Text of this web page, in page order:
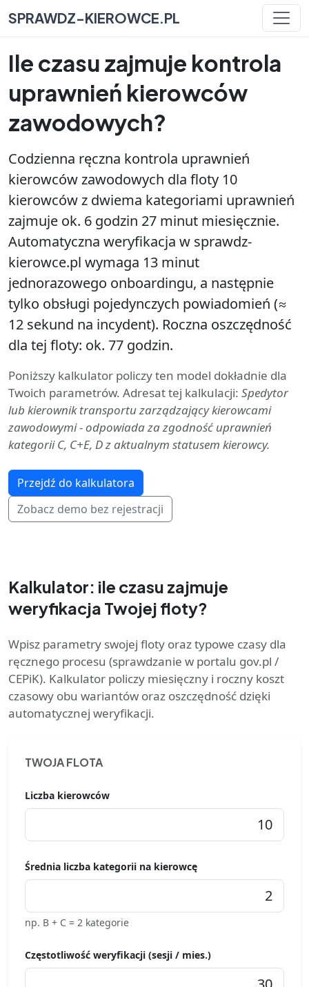
SPRAWDZ-KIEROWCE.PL
Ile czasu zajmuje kontrola
uprawnień kierowców
zawodowych?
Codzienna ręczna kontrola uprawnień
kierowców zawodowych dla floty 10
kierowców z dwiema kategoriami uprawnień
zajmuje ok. 6 godzin 27 minut miesięcznie.
Automatyczna weryfikacja w sprawdz-
kierowce.pl wymaga 13 minut
jednorazowego onboardingu, a następnie
tylko obsługi pojedynczych powiadomień (≈
12 sekund na incydent). Roczna oszczędność
dla tej floty: ok. 77 godzin.
Poniższy kalkulator policzy ten model dokładnie dla
Twoich parametrów. Adresat tej kalkulacji: Spedytor
lub kierownik transportu zarządzający kierowcami
zawodowymi - odpowiada za zgodność uprawnień
kategorii C, C+E, D z aktualnym statusem kierowcy.
Przejdź do kalkulatora
Zobacz demo bez rejestracji
Kalkulator: ile czasu zajmuje
weryfikacja Twojej floty?
Wpisz parametry swojej floty oraz typowe czasy dla
ręcznego procesu (sprawdzanie w portalu gov.pl /
CEPiK). Kalkulator policzy miesięczny i roczny koszt
czasowy obu wariantów oraz oszczędność dzięki
automatycznej weryfikacji.
TWOJA FLOTA
Liczba kierowców
Średnia liczba kategorii na kierowcę
np. B + C = 2 kategorie
Częstotliwość weryfikacji (sesji / mies.)